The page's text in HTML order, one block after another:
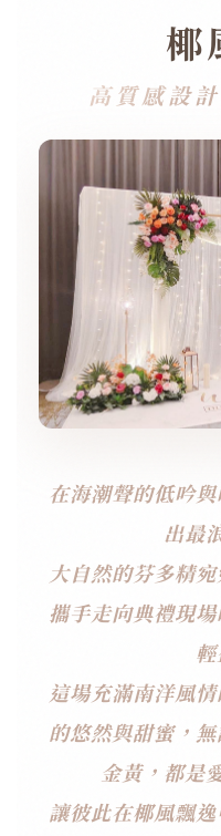
椰
高質感設
在海潮聲的低吟
出最
大自然的芬多精
攜手走向典禮現
這場充滿南洋風
的悠然與甜蜜，
金黃，都是
讓彼此在椰風飄